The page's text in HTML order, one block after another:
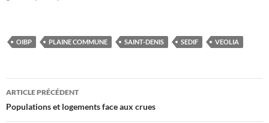
OIBP PLAINE COMMUNE SAINT-DENIS SEDIF VEOLIA
Navigation
des
ARTICLE PRÉCÉDENT
Populations et logements face aux crues